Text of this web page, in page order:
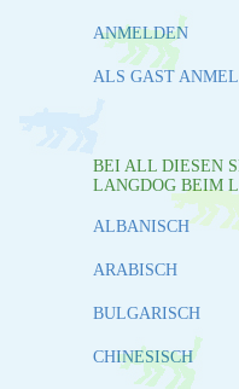
ANMELDEN
ALS GAST
BEI ALL DIESEN
LANGDOG BEIM
ALBANISCH
ARABISCH
BULGARISCH
CHINESISCH